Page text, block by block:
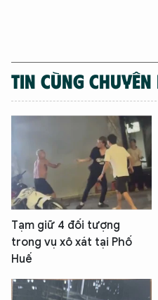
TIN CÙNG CHUYÊN
Tạm giữ 4 đối tượng
trong vụ xô xát tại Phố
Huế